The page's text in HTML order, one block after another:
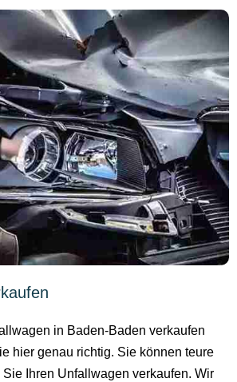
in Baden-Baden verkaufen
hier genau richtig. Sie können teure
Ihren Unfallwagen verkaufen. Wir